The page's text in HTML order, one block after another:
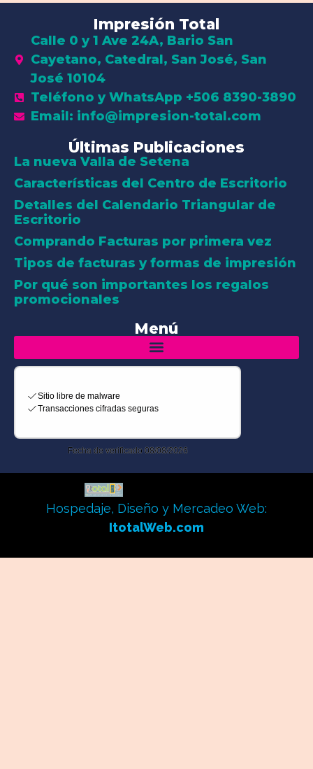
Impresión Total
Calle 0 y 1 Ave 24A, Bario San
Cayetano, Catedral, San José, San
José 10104
Teléfono y WhatsApp +506 8390-3890
Email: info@impresion-total.com
Últimas Publicaciones
La nueva Valla de Setena
Características del Centro de Escritorio
Detalles del Calendario Triangular de
Escritorio
Comprando Facturas por primera vez
Tipos de facturas y formas de impresión
Por qué son importantes los regalos
promocionales
Menú
Hospedaje, Diseño y Mercadeo Web:
ItotalWeb.com